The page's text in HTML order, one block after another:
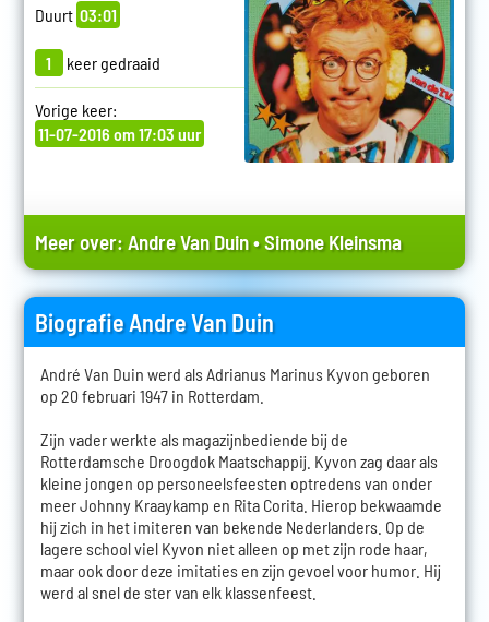
Duurt 03:01
1 keer gedraaid
Vorige keer:
11-07-2016 om 17:03 uur
Meer over:Andre Van Duin•Simone Kleinsma
Biografie Andre Van Duin
André Van Duin werd als Adrianus Marinus Kyvon geboren
op 20 februari 1947 in Rotterdam.
Zijn vader werkte als magazijnbediende bij de
Rotterdamsche Droogdok Maatschappij. Kyvon zag daar als
kleine jongen op personeelsfeesten optredens van onder
meer Johnny Kraaykamp en Rita Corita. Hierop bekwaamde
hij zich in het imiteren van bekende Nederlanders. Op de
lagere school viel Kyvon niet alleen op met zijn rode haar,
maar ook door deze imitaties en zijn gevoel voor humor. Hij
werd al snel de ster van elk klassenfeest.